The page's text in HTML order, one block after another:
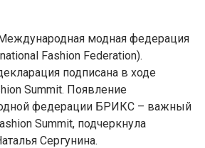
модная федерация
Fashion Federation).
подписана в ходе
Summit. Появление
федерации БРИКС – важный
Summit, подчеркнула
Сергунина.